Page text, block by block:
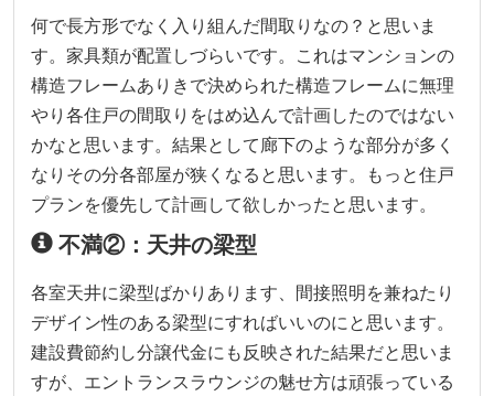
何で長方形でなく入り組んだ間取りなの？と思いま
す。家具類が配置しづらいです。これはマンションの
構造フレームありきで決められた構造フレームに無理
やり各住戸の間取りをはめ込んで計画したのではない
かなと思います。結果として廊下のような部分が多く
なりその分各部屋が狭くなると思います。もっと住戸
プランを優先して計画して欲しかったと思います。
不満②：天井の梁型
各室天井に梁型ばかりあります、間接照明を兼ねたり
デザイン性のある梁型にすればいいのにと思います。
建設費節約し分譲代金にも反映された結果だと思いま
すが、エントランスラウンジの魅せ方は頑張っている